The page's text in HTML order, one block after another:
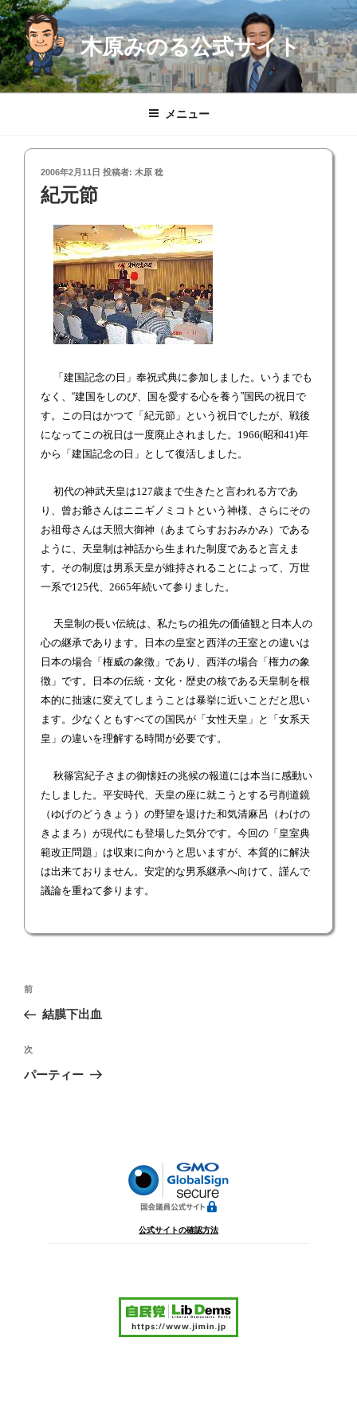
コ
ン
テ
ン
ツ
木原みのる公式サイト
メニュー
投
稿
日:
2006年2月11日 投稿者: 木原 稔
紀元節
「建国記念の日」奉祝式典に参加しました。いうまでも
なく、
建国をしのび、国を愛する心を養う 国民の祝日で
す。この日はかつて「紀元節」という祝日でしたが、戦後
になってこの祝日は一度廃止されました。 1966(昭和41)年
から「建国記念の日」として復活しました。
初代の神武天皇は127歳まで生きたと言われる方であ
り、曾お爺さんはニニギノミコトという神様、さらにその
お祖母さんは天照大御神（あまてらすおおみかみ）である
ように、天皇制は神話から生まれた制度であると言えま
す。その制度は男系天皇が維持されることによって、万世
一系で125代、 2665年続いて参りました。
天皇制の長い伝統は、私たちの祖先の価値観と日本人の
心の継承であります。日本の皇室と西洋の王室との違いは
日本の場合「権威の象徴」であり、西洋の場合「権力の象
徴」です。日本の伝統・文化・歴史の核である天皇制を根
本的に拙速に変えてしまうことは暴挙に近いことだと思い
ます。少なくともすべての国民が「女性天皇」と「女系天
皇」の違いを理解する時間が必要です。
秋篠宮紀子さまの御懐妊の兆候の報道には本当に感動い
たしました。平安時代、天皇の座に就こうとする弓削道鏡
（ゆげのどうきょう）の野望を退けた和気清麻呂（わけの
きよまろ）が現代にも登場した気分です。今回の「皇室典
範改正問題」は収束に向かうと思いますが、本質的に解決
は出来ておりません。安定的な男系継承へ向けて、謹んで
議論を重ねて参ります。
投
ナ
ビ
ゲ
前
の
稿
前
結膜下出血
次
の
次
パーティー
公式サイトの確認方法